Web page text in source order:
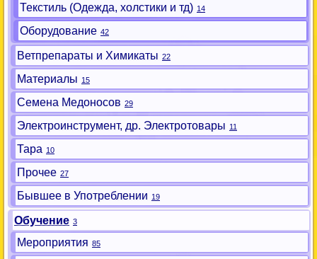
Текстиль (Одежда, холстики и тд) 14
Оборудование 42
Ветпрепараты и Химикаты 22
Материалы 15
Семена Медоносов 29
Электроинструмент, др. Электротовары 11
Тара 10
Прочее 27
Бывшее в Употреблении 19
Обучение 3
Мероприятия 85